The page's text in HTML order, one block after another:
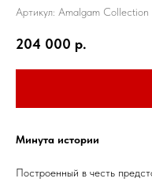
Артикул: Amalgam
204 000 р.
Минута истории
Построенный в честь